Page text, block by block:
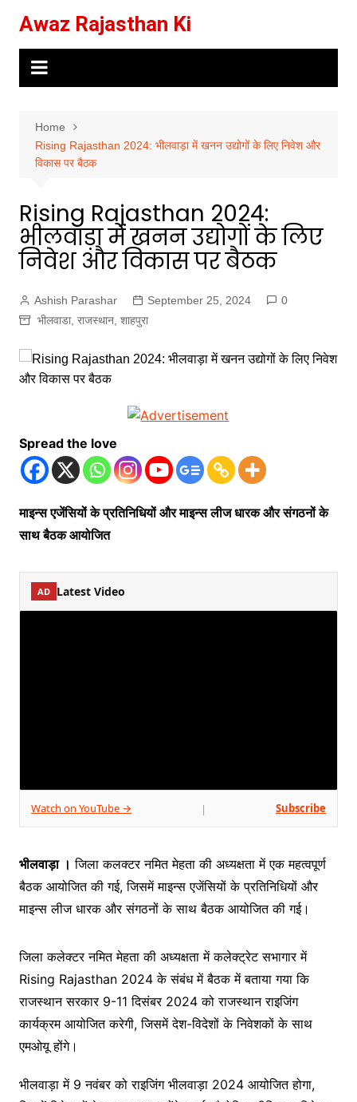
content
Awaz Rajasthan Ki
Home
Rising Rajasthan 2024: भीलवाड़ा में खनन उद्योगों के लिए निवेश और
विकास पर बैठक
Rising Rajasthan 2024:
भीलवाड़ा में खनन उद्योगों के लिए
निवेश और विकास पर बैठक
Ashish Parashar September 25, 2024
0
भीलवाडा, राजस्थान, शाहपुरा
Spread the love
माइन्स एजेंसियों के प्रतिनिधियों और माइन्स लीज धारक और संगठनों के
साथ बैठक आयोजित
AD Latest Video
Watch on YouTube → | Subscribe
भीलवाड़ा । जिला कलक्टर नमित मेहता की अध्यक्षता में एक महत्वपूर्ण
बैठक आयोजित की गई, जिसमें माइन्स एजेंसियों के प्रतिनिधियों और
माइन्स लीज धारक और संगठनों के साथ बैठक आयोजित की गई।
जिला कलेक्टर नमित मेहता की अध्यक्षता में कलेक्ट्रेट सभागार में
Rising Rajasthan 2024 के संबंध में बैठक में बताया गया कि
राजस्थान सरकार 9-11 दिसंबर 2024 को राजस्थान राइजिंग
कार्यक्रम आयोजित करेगी, जिसमें देश-विदेशों के निवेशकों के साथ
एमओयू होंगे।
भीलवाड़ा में 9 नवंबर को राइजिंग भीलवाड़ा 2024 आयोजित होगा,